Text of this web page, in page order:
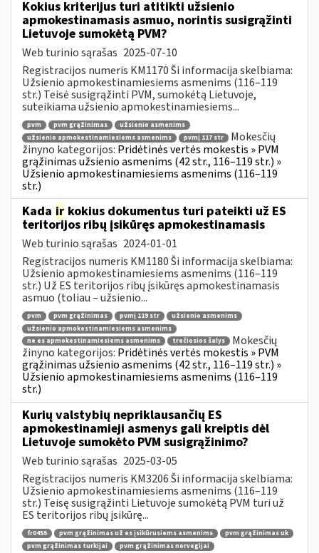
Kokius kriterijus turi atitikti užsienio
apmokestinamasis asmuo, norintis susigrąžinti
Lietuvoje sumokėtą PVM?
Web turinio sąrašas 2025-07-10
Registracijos numeris KM1170 Ši informacija skelbiama:
Užsienio apmokestinamiesiems asmenims (116–119
str.) Teisė susigrąžinti PVM, sumokėtą Lietuvoje,
suteikiama užsienio apmokestinamiesiems...
pvm pvm grąžinimas
užsienio asmenims
užsienio apmokestinamiesiems asmenims
pvmį 117 str
Mokesčių
žinyno kategorijos: Pridėtinės vertės mokestis » PVM
grąžinimas užsienio asmenims (42 str., 116–119 str.) »
Užsienio apmokestinamiesiems asmenims (116–119
str.)
Kada ir kokius dokumentus turi pateikti už ES
teritorijos ribų įsikūręs apmokestinamasis
Web turinio sąrašas 2024-01-01
Registracijos numeris KM1180 Ši informacija skelbiama:
Užsienio apmokestinamiesiems asmenims (116–119
str.) Už ES teritorijos ribų įsikūręs apmokestinamasis
asmuo (toliau – užsienio...
pvm pvm grąžinimas pvmį 119 str
užsienio asmenims
užsienio apmokestinamiesiems asmenims
ne es apmokestinamiesiems asmenims
trečiosios šalys
Mokesčių
žinyno kategorijos: Pridėtinės vertės mokestis » PVM
grąžinimas užsienio asmenims (42 str., 116–119 str.) »
Užsienio apmokestinamiesiems asmenims (116–119
str.)
Kurių valstybių nepriklausančių ES
apmokestinamieji asmenys gali kreiptis dėl
Lietuvoje sumokėto PVM susigrąžinimo?
Web turinio sąrašas 2025-03-05
Registracijos numeris KM3206 Ši informacija skelbiama:
Užsienio apmokestinamiesiems asmenims (116–119
str.) Teisę susigrąžinti Lietuvoje sumokėtą PVM turi už
ES teritorijos ribų įsikūrę...
fr0455 pvm grąžinimas už es įsikūrusiems asmenims
pvm grąžinimas uk
pvm grąžinimas turkijai
pvm grąžinimas norvegijai